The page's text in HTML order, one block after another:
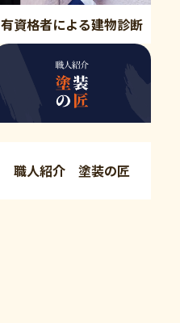
有資格者による建物診断
職人紹介 塗装の匠